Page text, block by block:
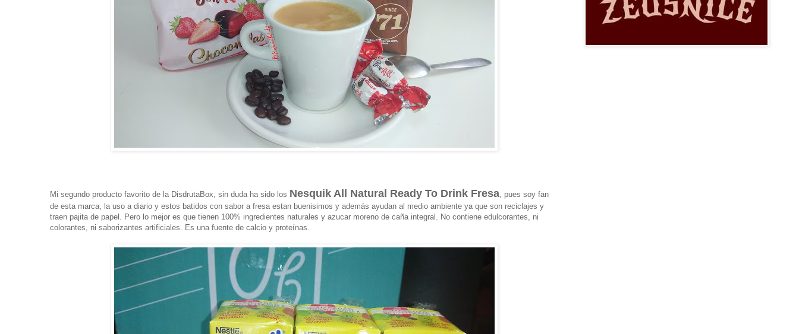
Mi segundo producto favorito de la DisdrutaBox, sin duda ha sido los Nesquik All Natural Ready To Drink Fresa , pues soy fan
de esta marca, la uso a diario y estos batidos con sabor a fresa estan buenisimos y además ayudan al medio ambiente ya que son reciclajes y
traen pajita de papel. Pero lo mejor es que tienen 100% ingredientes naturales y azucar moreno de caña integral. No contiene edulcorantes, ni
colorantes, ni saborizantes artificiales. Es una fuente de calcio y proteínas.